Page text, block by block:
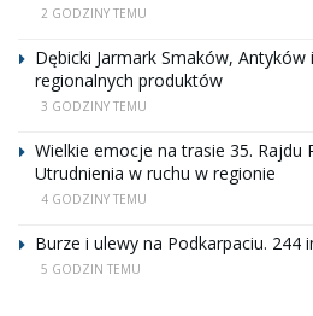
2 GODZINY TEMU
Dębicki Jarmark Smaków, Antyków
regionalnych produktów
3 GODZINY TEMU
Wielkie emocje na trasie 35. Rajdu
Utrudnienia w ruchu w regionie
4 GODZINY TEMU
Burze i ulewy na Podkarpaciu. 244
5 GODZIN TEMU